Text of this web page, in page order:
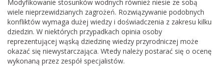
Modyfikowanie stosunków wodnych również niesie ze sobą
wiele nieprzewidzianych zagrożeń. Rozwiązywanie podobnych
konfliktów wymaga dużej wiedzy i doświadczenia z zakresu kilku
dziedzin. W niektórych przypadkach opinia osoby
reprezentującej wąską dziedzinę wiedzy przyrodniczej może
okazać się niewystarczająca. Wtedy należy postarać się o ocenę
wykonaną przez zespół specjalistów.